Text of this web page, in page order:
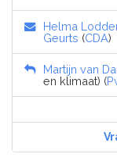
Helma
Geurts (CDA)
Martijn van
en klimaat) (